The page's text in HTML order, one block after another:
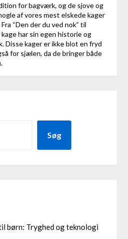
for bagværk, og de sjove og
af vores mest elskede kager
“Den der du ved nok” til
har sin egen historie og
Disse kager er ikke blot en fryd
for sjælen, da de bringer både
Søg
børn: Tryghed og teknologi